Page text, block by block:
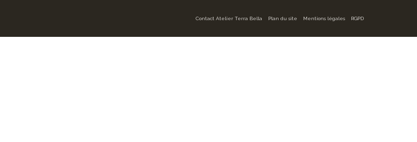
Contact Atelier Terra Bella Plan du site Mentions légales RGPD